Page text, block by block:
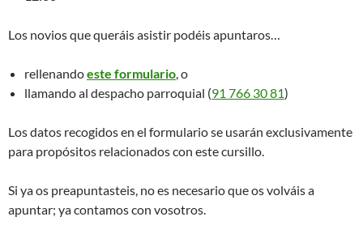
Los novios que queráis asistir podéis apuntaros…
rellenandoeste formulario, o
llamando al despacho parroquial (91 766 30 81)
Los datos recogidos en el formulario se usarán exclusivamente
para propósitos relacionados con este cursillo.
Si ya os preapuntasteis, no es necesario que os volváis a
apuntar; ya contamos con vosotros.